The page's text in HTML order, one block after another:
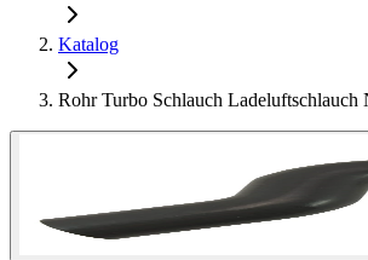
Katalog
Rohr Turbo Schlauch